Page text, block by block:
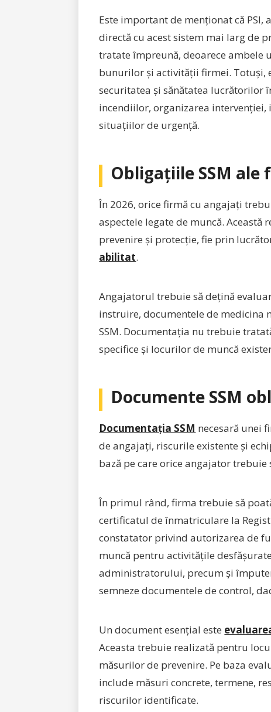
Este important de menționat că PSI,
directă cu acest sistem mai larg de
tratate împreună, deoarece ambele
bunurilor și activității firmei. Totuși,
securitatea și sănătatea lucrătorilor
incendiilor, organizarea
situațiilor de urgență.
Obligațiile SSM ale
În 2026, orice firmă cu angajați
aspectele legate de muncă.
prevenire și protecție, fie prin
abilitat.
Angajatorul trebuie să dețină
instruire, documentele de medicina
SSM. Documentația nu trebuie
specifice și locurilor de muncă
Documente SSM
Documentația SSM necesară unei
de angajați, riscurile existente și
bază pe care orice angajator
În primul rând, firma trebuie să
certificatul de înmatriculare la
constatator privind autorizarea de
muncă pentru activitățile
administratorului, precum și
semneze documentele de control,
Un document esențial este
Aceasta trebuie realizată pentru
măsurilor de prevenire. Pe baza
include măsuri concrete, termene,
riscurilor identificate.